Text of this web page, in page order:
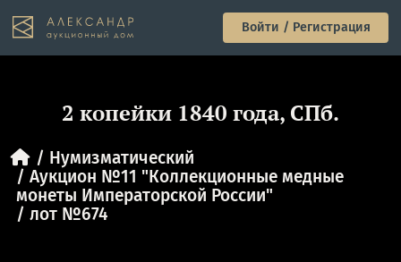
Войти / Регистрация
2 копейки 1840 года, СПб.
Нумизматический
Аукцион №11 "Коллекционные медные
монеты Императорской России"
лот №674